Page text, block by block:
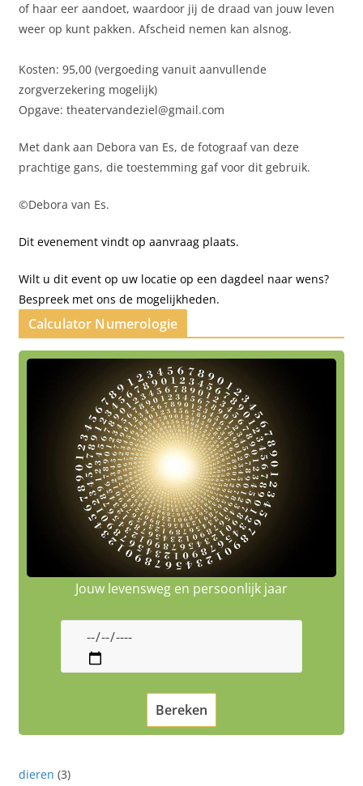
of haar eer aandoet, waardoor jij de draad van jouw leven
weer op kunt pakken. Afscheid nemen kan alsnog.
Kosten: 95,00 (vergoeding vanuit aanvullende
zorgverzekering mogelijk)
Opgave: theatervandeziel@gmail.com
Met dank aan Debora van Es, de fotograaf van deze
prachtige gans, die toestemming gaf voor dit gebruik.
©Debora van Es.
Dit evenement vindt op aanvraag plaats.
Wilt u dit event op uw locatie op een dagdeel naar wens?
Bespreek met ons de mogelijkheden.
Calculator Numerologie
Jouw levensweg en persoonlijk jaar
dieren (3)